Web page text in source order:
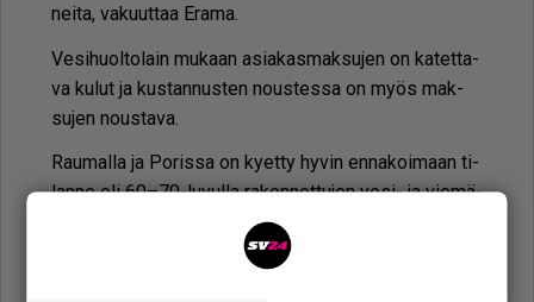
nei­ta, va­kuut­taa Era­ma.
Ve­si­huol­to­lain mu­kaan asi­a­kas­mak­su­jen on ka­tet­ta­
va ku­lut ja kus­tan­nus­ten nous­tes­sa on myös mak­
su­jen nous­ta­va.
Rau­mal­la ja Po­ris­sa on ky­et­ty hy­vin en­na­koi­maan ti­
lan­ne eli 60–70-lu­vul­la ra­ken­net­tu­jen vesi- ja vie­mä­
ri­ver­kos­to­jen kun­to. Ikä te­kee teh­tä­vän­sä: ris­kit put­
ki­rik­koi­hin kas­va­vat. Kun sit­ten ryh­dy­tään verk­koa